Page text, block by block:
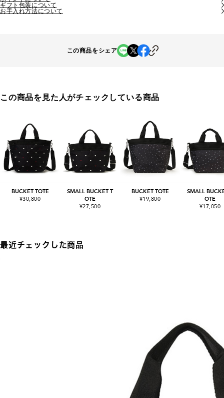
ギフト包装について
お手入れ方法について
この商品をシェア
この商品を見た人がチェックしている商品
BUCKET TOTE
¥30,800
SMALL BUCKET T
OTE
¥27,500
BUCKET TOTE
¥19,800
SMALL
OTE
¥17,050
最近チェックした商品